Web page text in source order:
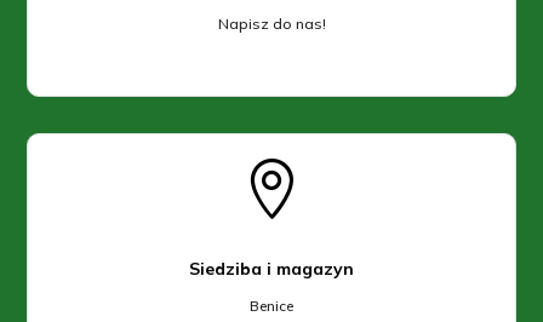
Napisz do nas!

Siedziba i magazyn
Benice